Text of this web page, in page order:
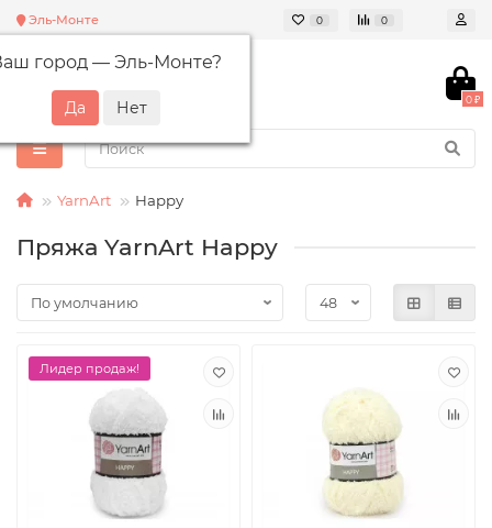
Эль-Монте
город — Эль-Монте?
0 0
0 ₽
YarnArt Happy
Пряжа YarnArt Happy
Лидер продаж!